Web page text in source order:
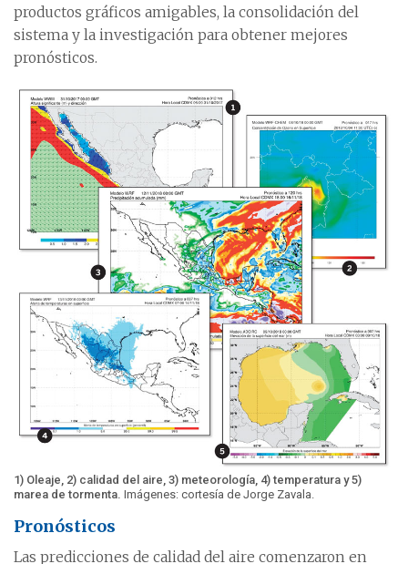
productos gráficos amigables, la consolidación del
sistema y la investigación para obtener mejores
pronósticos.
1) Oleaje, 2) calidad del aire, 3) meteorología, 4) temperatura y 5)
marea de tormenta. Imágenes: cortesía de Jorge Zavala.
Pronósticos
Las predicciones de calidad del aire comenzaron en